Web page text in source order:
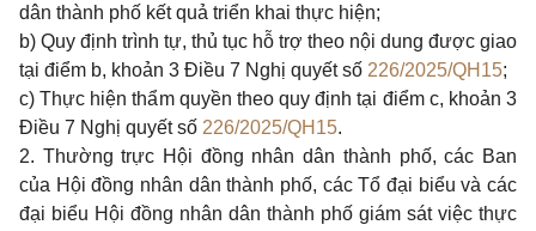
dân thành phố kết quả triển khai thực hiện;
b) Quy định trình tự, thủ tục hỗ trợ theo nội dung được giao
tại điểm b, khoản 3 Điều 7 Nghị quyết số 226/2025/QH15;
c) Thực hiện thẩm quyền theo quy định tại điểm c, khoản 3
Điều 7 Nghị quyết số 226/2025/QH15.
2. Thường trực Hội đồng nhân dân thành phố, các Ban
của Hội đồng nhân dân thành phố, các Tổ đại biểu và các
đại biểu Hội đồng nhân dân thành phố giám sát việc thực